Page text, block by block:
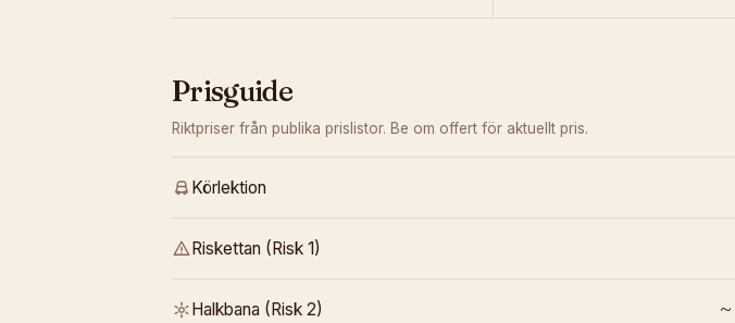
Prisguide
Riktpriser från publika prislistor. Be om offert för aktuellt pris.
Körlektion
Riskettan (Risk 1)
Halkbana (Risk 2) ~